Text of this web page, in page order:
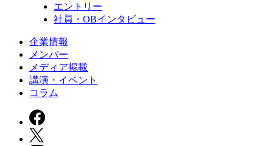
エントリー
社員・OBインタビュー
企業情報
メンバー
メディア掲載
講演・イベント
コラム